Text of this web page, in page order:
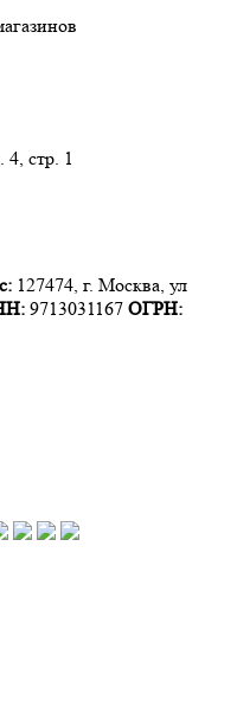
4, стр. 1
127474, г. Москва, ул
9713031167 ОГРН: